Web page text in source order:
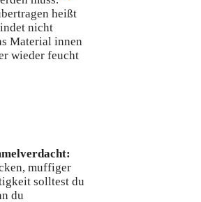
heißt
nicht
Material innen
wieder feucht
muffiger
solltest du
du